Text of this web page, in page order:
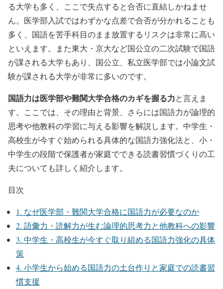
る大学も多く、ここで失点すると合否に直結しかねませ
ん。医学部入試ではわずかな点差で合否が分かれることも
多く、国語を苦手科目のまま放置するリスクは非常に高い
といえます。また東大・京大など国公立の二次試験で国語
が課される大学もあり、国公立、私立医学部では小論文試
験が課される大学が非常に多いのです。
国語力は医学部や難関大学合格のカギを握る力と言えま
す。ここでは、その理由と背景、さらには国語力が論理的
思考や他教科の学習に与える影響を解説します。中学生・
高校生が今すぐ始められる具体的な国語力強化法と、小・
中学生の段階で保護者が家庭でできる読書習慣づくりの工
夫についても詳しく紹介します。
目次
1. なぜ医学部・難関大学合格に国語力が必要なのか
2. 語彙力・読解力が生む論理的思考力と他教科への影響
3. 中学生・高校生が今すぐ取り組める国語力強化の具体
策
4. 小学生から始める国語力の土台作りと家庭での読書習
慣支援